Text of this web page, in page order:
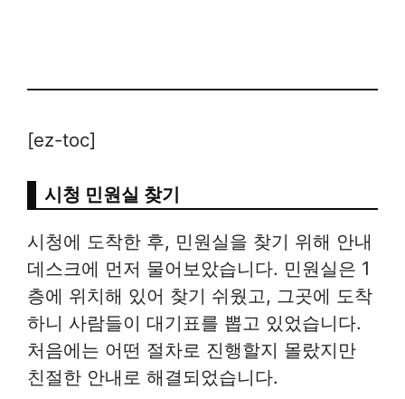
[ez-toc]
시청 민원실 찾기
시청에 도착한 후, 민원실을 찾기 위해 안내
데스크에 먼저 물어보았습니다. 민원실은 1
층에 위치해 있어 찾기 쉬웠고, 그곳에 도착
하니 사람들이 대기표를 뽑고 있었습니다.
처음에는 어떤 절차로 진행할지 몰랐지만
친절한 안내로 해결되었습니다.